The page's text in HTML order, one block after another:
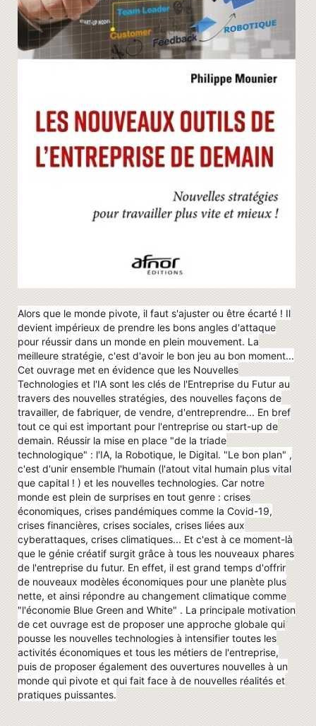
Alors que le monde pivote, il faut s'ajuster ou être écarté ! Il
devient impérieux de prendre les bons angles d'attaque
pour réussir dans un monde en plein mouvement. La
meilleure stratégie, c'est d'avoir le bon jeu au bon moment...
Cet ouvrage met en évidence que les Nouvelles
Technologies et l'IA sont les clés de l'Entreprise du Futur au
travers des nouvelles stratégies, des nouvelles façons de
travailler, de fabriquer, de vendre, d'entreprendre... En bref
tout ce qui est important pour l'entreprise ou start-up de
demain. Réussir la mise en place "de la triade
technologique" : l'IA, la Robotique, le Digital. "Le bon plan" ,
c'est d'unir ensemble l'humain (l'atout vital humain plus vital
que capital ! ) et les nouvelles technologies. Car notre
monde est plein de surprises en tout genre : crises
économiques, crises pandémiques comme la Covid-19,
crises financières, crises sociales, crises liées aux
cyberattaques, crises climatiques... Et c'est à ce moment-là
que le génie créatif surgit grâce à tous les nouveaux phares
de l'entreprise du futur. En effet, il est grand temps d'offrir
de nouveaux modèles économiques pour une planète plus
nette, et ainsi répondre au changement climatique comme
"l'économie Blue Green and White" . La principale motivation
de cet ouvrage est de proposer une approche globale qui
pousse les nouvelles technologies à intensifier toutes les
activités économiques et tous les métiers de l'entreprise,
puis de proposer également des ouvertures nouvelles à un
monde qui pivote et qui fait face à de nouvelles réalités et
pratiques puissantes.